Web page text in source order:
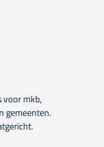
voor mkb,
gemeenten.